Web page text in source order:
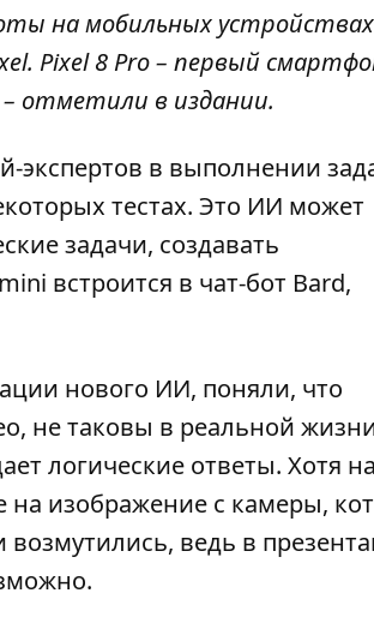
на мобильных
Pixel 8 Pro – первый
отметили в издании.
экспертов в выполнении
тестах. Это ИИ может
задачи, создавать
встроится в чат-бот Bard,
нового ИИ, поняли, что
не таковы в реальной
логические ответы. Хотя на
на изображение с камеры,
ведь в